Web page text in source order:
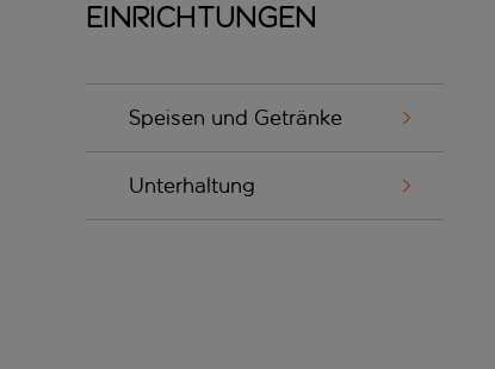
Einrichtungen
Speisen und Getränke
Unterhaltung